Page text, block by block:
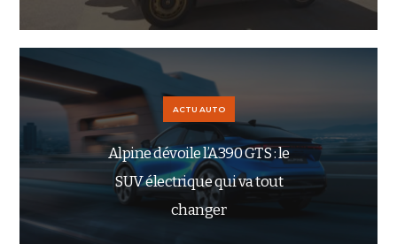
ACTU AUTO
Alpine dévoile l’A390 GTS : le
SUV électrique qui va tout
changer